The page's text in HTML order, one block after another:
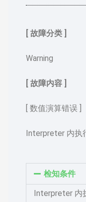
[ 故障分类 ]
Warning
[ 故障内容 ]
[ 数值演算错误 ]
Interpreter 内执
检知条件
Interpreter 内